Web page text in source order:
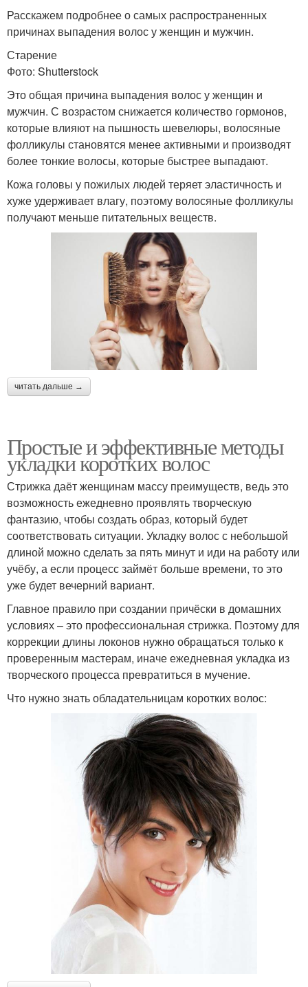
Расскажем подробнее о самых распространенных
причинах выпадения волос у женщин и мужчин.
Старение
Фото: Shutterstock
Это общая причина выпадения волос у женщин и
мужчин. С возрастом снижается количество гормонов,
которые влияют на пышность шевелюры, волосяные
фолликулы становятся менее активными и производят
более тонкие волосы, которые быстрее выпадают.
Кожа головы у пожилых людей теряет эластичность и
хуже удерживает влагу, поэтому волосяные фолликулы
получают меньше питательных веществ.
читать дальше →
Простые и эффективные методы
укладки коротких волос
Стрижка даёт женщинам массу преимуществ, ведь это
возможность ежедневно проявлять творческую
фантазию, чтобы создать образ, который будет
соответствовать ситуации. Укладку волос с небольшой
длиной можно сделать за пять минут и иди на работу или
учёбу, а если процесс займёт больше времени, то это
уже будет вечерний вариант.
Главное правило при создании причёски в домашних
условиях – это профессиональная стрижка. Поэтому для
коррекции длины локонов нужно обращаться только к
проверенным мастерам, иначе ежедневная укладка из
творческого процесса превратиться в мучение.
Что нужно знать обладательницам коротких волос: